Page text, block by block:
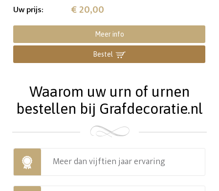
Uw prijs: € 20,00
Meer info
Bestel
Waarom uw urn of urnen
bestellen bij Grafdecoratie.nl
Meer dan vijftien jaar ervaring